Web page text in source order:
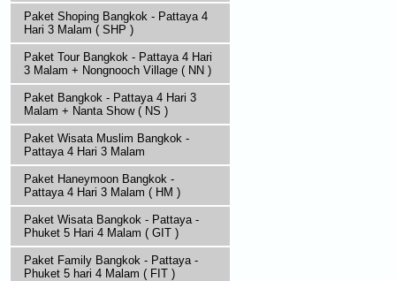
Paket Shoping Bangkok - Pattaya 4
Hari 3 Malam ( SHP )
Paket Tour Bangkok - Pattaya 4 Hari
3 Malam + Nongnooch Village ( NN )
Paket Bangkok - Pattaya 4 Hari 3
Malam + Nanta Show ( NS )
Paket Wisata Muslim Bangkok -
Pattaya 4 Hari 3 Malam
Paket Haneymoon Bangkok -
Pattaya 4 Hari 3 Malam ( HM )
Paket Wisata Bangkok - Pattaya -
Phuket 5 Hari 4 Malam ( GIT )
Paket Family Bangkok - Pattaya -
Phuket 5 hari 4 Malam ( FIT )